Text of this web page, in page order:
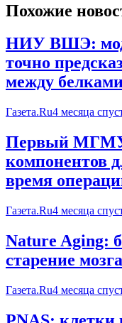
Похожие
НИУ ВШЭ:
точно
между
Газета.Ru4 месяца
Первый
компонентов
время
Газета.Ru4 месяца
Nature Aging:
старение мозга
Газета.Ru4 месяца